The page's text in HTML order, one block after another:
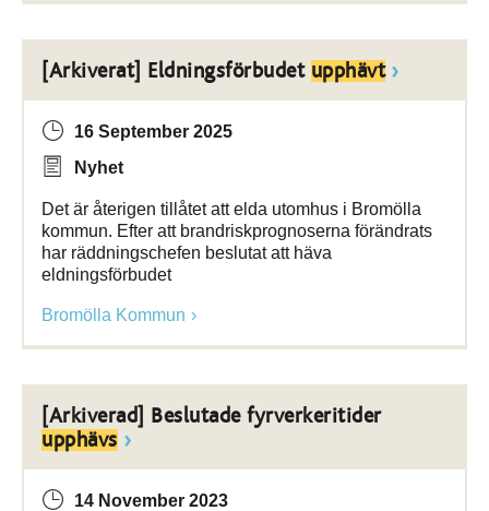
[Arkiverat] Eldningsförbudet upphävt
16 September 2025
Nyhet
Det är återigen tillåtet att elda utomhus i Bromölla
kommun. Efter att brandriskprognoserna förändrats
har räddningschefen beslutat att häva
eldningsförbudet
Bromölla Kommun
[Arkiverad] Beslutade fyrverkeritider
upphävs
14 November 2023